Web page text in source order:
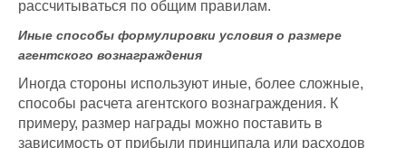
рассчитываться по общим правилам.
Иные способы формулировки условия о размере
агентского вознаграждения
Иногда стороны используют иные, более сложные,
способы расчета агентского вознаграждения. К
примеру, размер награды можно поставить в
зависимость от прибыли принципала или расходов